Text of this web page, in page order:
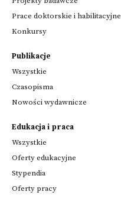
Prace doktorskie i habilitacyjne
Konkursy
Publikacje
Wszystkie
Czasopisma
Nowości wydawnicze
Edukacja i praca
Wszystkie
Oferty edukacyjne
Stypendia
Oferty pracy